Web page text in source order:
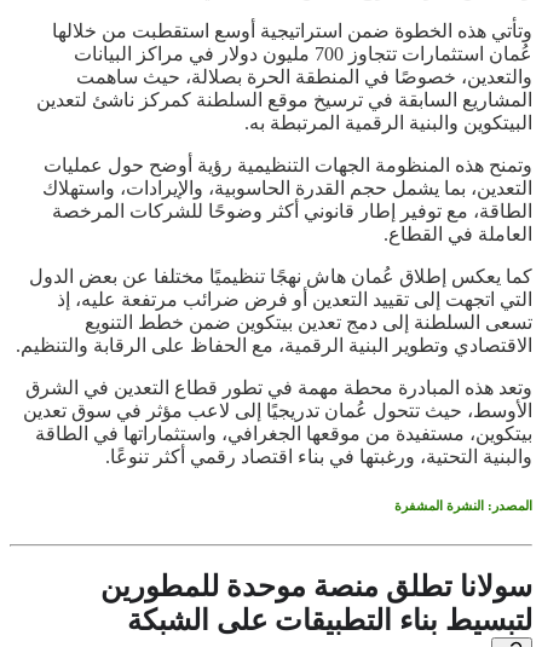
وتأتي هذه الخطوة ضمن استراتيجية أوسع استقطبت من خلالها
عُمان استثمارات تتجاوز 700 مليون دولار في مراكز البيانات
والتعدين، خصوصًا في المنطقة الحرة بصلالة، حيث ساهمت
المشاريع السابقة في ترسيخ موقع السلطنة كمركز ناشئ لتعدين
البيتكوين والبنية الرقمية المرتبطة به.
وتمنح هذه المنظومة الجهات التنظيمية رؤية أوضح حول عمليات
التعدين، بما يشمل حجم القدرة الحاسوبية، والإيرادات، واستهلاك
الطاقة، مع توفير إطار قانوني أكثر وضوحًا للشركات المرخصة
العاملة في القطاع.
كما يعكس إطلاق عُمان هاش نهجًا تنظيميًا مختلفا عن بعض الدول
التي اتجهت إلى تقييد التعدين أو فرض ضرائب مرتفعة عليه، إذ
تسعى السلطنة إلى دمج تعدين بيتكوين ضمن خطط التنويع
الاقتصادي وتطوير البنية الرقمية، مع الحفاظ على الرقابة والتنظيم.
وتعد هذه المبادرة محطة مهمة في تطور قطاع التعدين في الشرق
الأوسط، حيث تتحول عُمان تدريجيًا إلى لاعب مؤثر في سوق تعدين
بيتكوين، مستفيدة من موقعها الجغرافي، واستثماراتها في الطاقة
والبنية التحتية، ورغبتها في بناء اقتصاد رقمي أكثر تنوعًا.
المصدر: النشرة المشفرة
سولانا تطلق منصة موحدة للمطورين
لتبسيط بناء التطبيقات على الشبكة